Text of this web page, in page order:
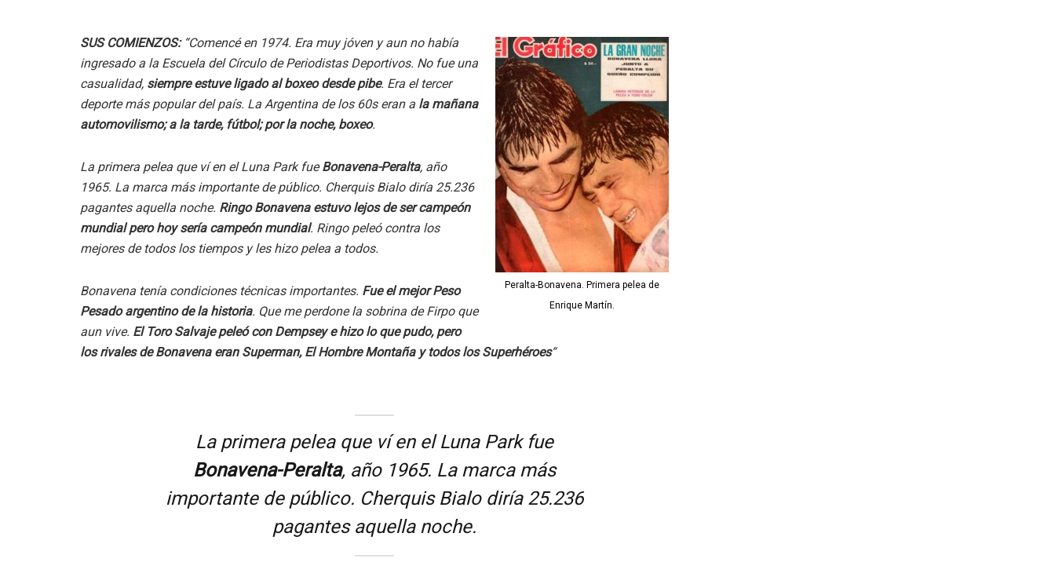
Peralta-Bonavena. Primera pelea de
Enrique Martín.
SUS COMIENZOS:“Comencé en 1974. Era muy jóven y aun no había
ingresado a la Escuela del Círculo de Periodistas Deportivos. No fue una
casualidad, siempre estuve ligado al boxeo desde pibe. Era el tercer
deporte más popular del país. La Argentina de los 60s eran a la mañana
automovilismo; a la tarde, fútbol; por la noche, boxeo.
La primera pelea que ví en el Luna Park fueBonavena-Peralta, año
1965. La marca más importante de público. Cherquis Bialo diría 25.236
pagantes aquella noche. Ringo Bonavena estuvo lejos de ser campeón
mundial pero hoy sería campeón mundial. Ringo peleó contra los
mejores de todos los tiempos y les hizo pelea a todos.
Bonavena tenía condiciones técnicas importantes. Fue el mejor Peso
Pesado argentino de la historia. Que me perdone la sobrina de Firpo que
aun vive. El Toro Salvaje peleó con Dempsey e hizo lo que pudo, pero
los rivales de Bonavena eran Superman, El Hombre Montaña y todos los Superhéroes“
La primera pelea que ví en el Luna Park fue
Bonavena-Peralta, año 1965. La marca más
importante de público. Cherquis Bialo diría 25.236
pagantes aquella noche.